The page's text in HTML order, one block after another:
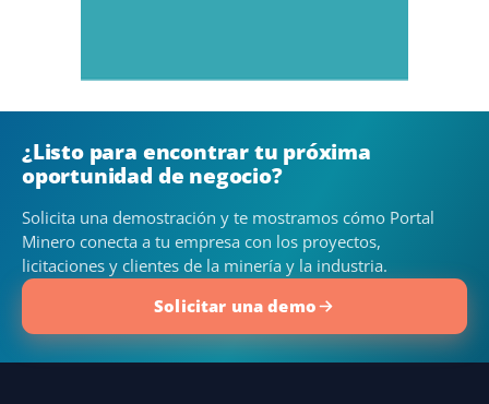
¿Listo para encontrar tu próxima
oportunidad de negocio?
Solicita una demostración y te mostramos cómo Portal
Minero conecta a tu empresa con los proyectos,
licitaciones y clientes de la minería y la industria.
Solicitar una demo